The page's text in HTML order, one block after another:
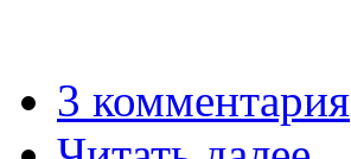
3 комментария